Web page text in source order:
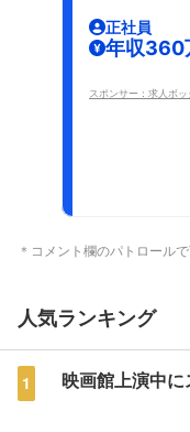
正社員
年収360
スポンサー：求人ボッ
＊コメント欄のパトロール
人気ランキング
1 映画館上演中